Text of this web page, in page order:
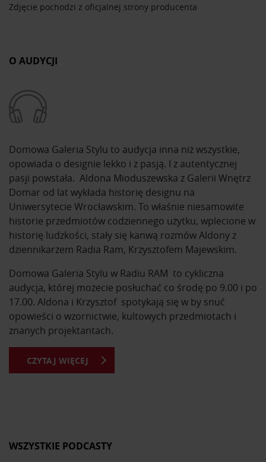
Zdjęcie pochodzi z oficjalnej strony producenta
O AUDYCJI
Domowa Galeria Stylu to audycja inna niż wszystkie,
opowiada o designie lekko i z pasją. I z autentycznej
pasji powstała. Aldona Mioduszewska z Galerii Wnętrz
Domar od lat wykłada historię designu na
Uniwersytecie Wrocławskim. To właśnie niesamowite
historie przedmiotów codziennego użytku, wplecione w
historię ludzkości, stały się kanwą rozmów Aldony z
dziennikarzem Radia Ram, Krzysztofem Majewskim.
Domowa Galeria Stylu w Radiu RAM to cykliczna
audycja, której możecie posłuchać co środę po 9.00 i po
17.00. Aldona i Krzysztof spotykają się w by snuć
opowieści o wzornictwie, kultowych przedmiotach i
znanych projektantach.
Z Domowej Galerii Stylu dowiesz się o kultowych
Okazuje się, że za wieloma produktami kryją się
CZYTAJ WIĘCEJ
WSZYSTKIE PODCASTY